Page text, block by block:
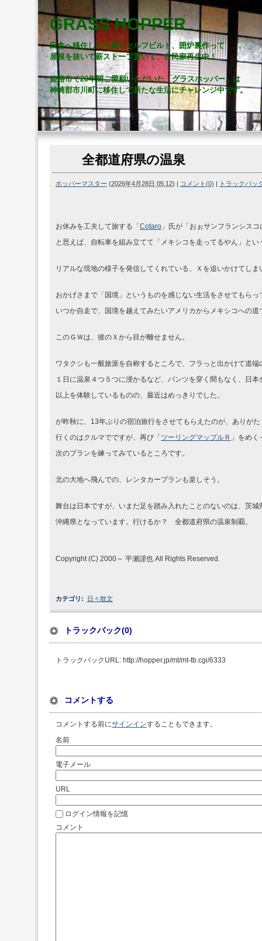
GRASS HOPPER
田舎へ移住して小屋をセルフビルド、囲炉裏作って
屋根を抜いて薪ストーブ置いて、古民家再生中！
姫路市で20年間ご愛顧いただいた「グラスホッパー」は
神崎郡市川町に移住して新たな生活にチャレンジ中です。
全都道府県の温泉
ホッパーマスター (2026年4月28日 05:12) | コメント(0) | トラックバッ
お休みを工夫して旅する「 Cotaro 」氏が「おぉサンフランシス
と思えば、自転車を組み立てて「メキシコを走ってるやん」とい
リアルな現地の様子を発信してくれている、Ｘを追いかけてしま
おかげさまで「国境」というものを感じない生活をさせてもらっ
いつか自走で、国境を越えてみたいアメリカからメキシコへの道
このＧＷは、彼のＸから目が離せません。
ワタクシも一般旅派を自称するところで、フラっと出かけて道端
１日に温泉４つ５つに浸かるなど、パンツを穿く間もなく、日本
以上を体験しているものの、最近はめっきりでした。
が昨秋に、13年ぶりの宿泊旅行をさせてもらえたのが、ありが
行くのはクルマでですが、再び「 ツーリングマップルＲ 」をめ
次のプランを練ってみているところです。
北の大地へ飛んでの、レンタカープランも楽しそう。
舞台は日本ですが、いまだ足を踏み入れたことのないのは、茨城
沖縄県となっています。行けるか？ 全都道府県の温泉制覇。
Copyright (C) 2000～ 平瀬謹也 All Rights Reserved.
カテゴリ : 日々散文
トラックバック(0)
トラックバックURL: http://hopper.jp/mt/mt-tb.cgi/6333
コメントする
コメントする前にサインインすることもできます。
名前
電子メール
URL
ログイン情報を記憶
コメント